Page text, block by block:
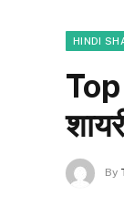
HINDI
By